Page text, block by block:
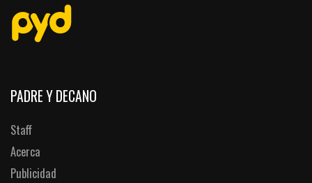
PADRE Y DECANO
Staff
Acerca
Publicidad